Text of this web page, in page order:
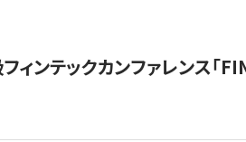
ィンテックカンファレンス